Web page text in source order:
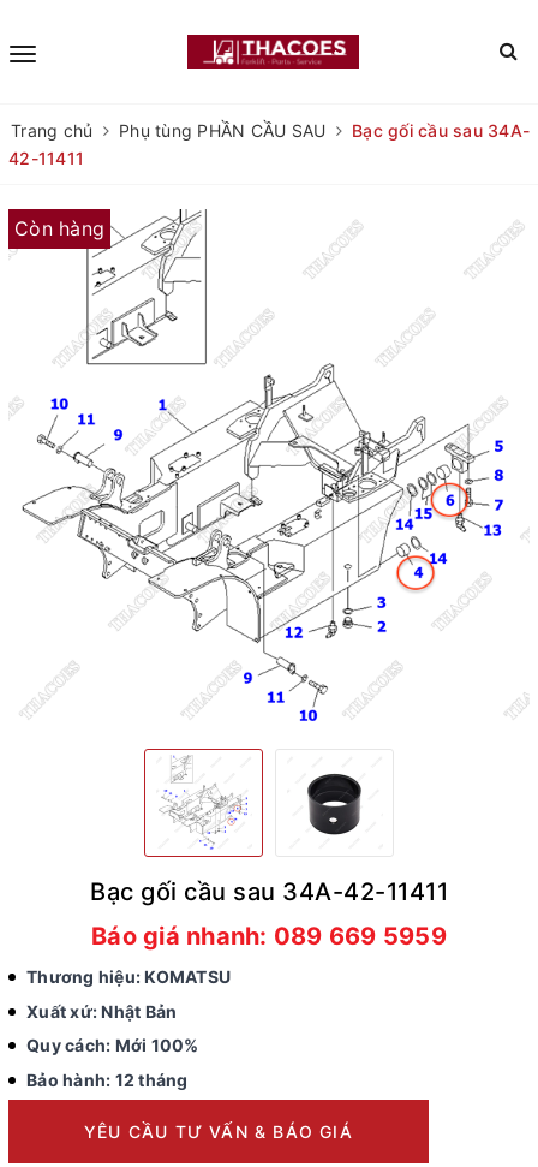
Trang chủ Phụ tùng PHẦN CẦU SAU
Bạc gối cầu sau 34A-
42-11411
Còn hàng
Bạc gối cầu sau 34A-42-11411
Báo giá nhanh: 089 669 5959
Thương hiệu: KOMATSU
Xuất xứ: Nhật Bản
Quy cách: Mới 100%
Bảo hành: 12 tháng
YÊU CẦU TƯ VẤN & BÁO GIÁ